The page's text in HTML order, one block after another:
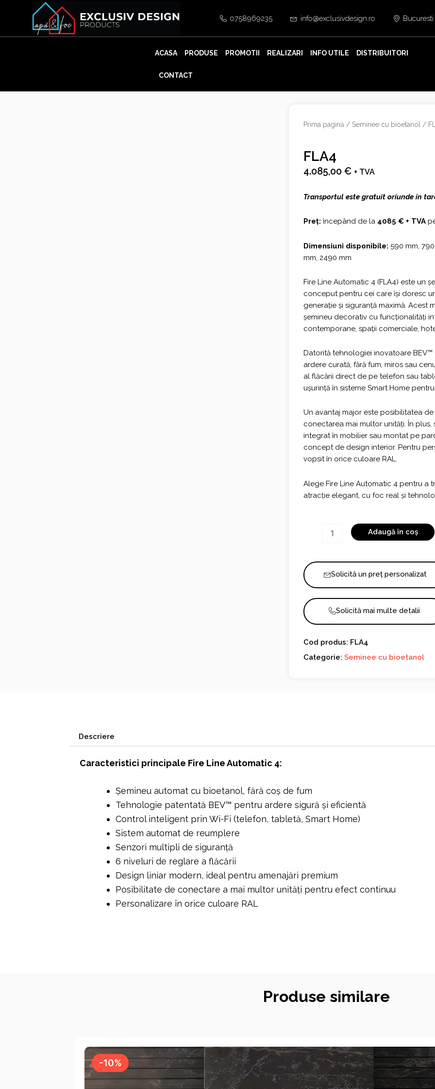
content
0758969235 info@exclusivdesign.ro Bucuresti
ACASA PRODUSE PROMOTII REALIZARI INFO UTILE DISTRIBUITORI
CONTACT
Prima pagină / Seminee cu bioetanol /
FLA4
4.085,00€ + TVA
Transportul este gratuit oriunde in
Preț: începând de la 4085 € + TVA
Dimensiuni disponibile: 590 mm,
mm, 2490 mm
Fire Line Automatic 4 (FLA4) este un
conceput pentru cei care își doresc
generație și siguranță maximă. Acest
șemineu decorativ cu funcționalități
contemporane, spații comerciale,
Datorită tehnologiei inovatoare BEV™
ardere curată, fără fum, miros sau
al flăcării direct de pe telefon sau
ușurință în sisteme Smart Home
Un avantaj major este posibilitatea
conectarea mai multor unități. În
integrat în mobilier sau montat pe
concept de design interior. Pentru
vopsit în orice culoare RAL.
Alege Fire Line Automatic 4 pentru a
atracție elegant, cu foc real și
Adaugă în coș
Solicită un preț personalizat
Solicită mai multe detalii
Cod produs: FLA4
Categorie:Seminee cu bioetanol
Descriere
Caracteristici principale Fire Line Automatic 4:
Șemineu automat cu bioetanol, fără coș de fum
Tehnologie patentată BEV™ pentru ardere sigură și eficientă
Control inteligent prin Wi-Fi (telefon, tabletă, Smart Home)
Sistem automat de reumplere
Senzori multipli de siguranță
6 niveluri de reglare a flăcării
Design liniar modern, ideal pentru amenajări premium
Posibilitate de conectare a mai multor unități pentru efect continuu
Personalizare în orice culoare RAL
Produse similare
-10%
-10%